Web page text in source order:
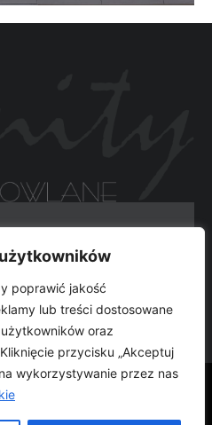
poprawić jakość
lub treści dostosowane
oraz
przycisku „Akceptuj
wykorzystywanie przez nas
WSZYSTKIE PRAWA